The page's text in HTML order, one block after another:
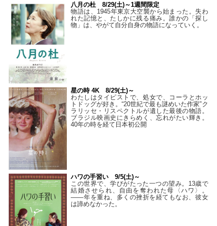
八月の杜 8/29(土)～1週間限定
物語は、1945年東京大空襲から始まった。失わ
れた記憶と、たしかに残る痛み。誰かの「探し
物」は、やがて自分自身の物語になっていく。
星の時 4K 8/29(土)～
わたしはタイピストで、処⼥で、コーラとホッ
トドッグが好き。“20世紀で最も謎めいた作家”ク
ラリッセ・リスペクトルが遺した最後の物語。
ブラジル映画史にきらめく、忘れがたい輝き。
40年の時を経て⽇本初公開
ハワの手習い 9/5(土)～
この世界で、学びがたった一つの望み。13歳で
結婚させられ、自由を奪われた母〈ハワ〉。
——年を重ね、多くの挫折を経てもなお、彼女
は諦めなかった。